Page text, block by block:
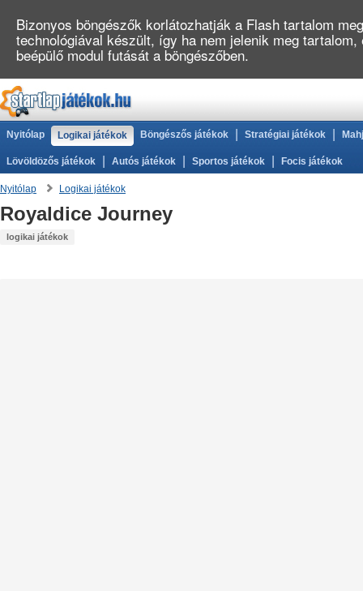
Nyitólap Logikai játékok Böngészős játékok Stratégiai játékok
Lövöldözős játékok Autós játékok Sportos játékok Focis játékok
Nyitólap Logikai játékok
Royaldice Journey
logikai játékok
Bizonyos böngészők korlátozhatják a Flash tartalom
technológiával készült, így ha nem jelenik meg
beépülő modul futását a böngészőben.